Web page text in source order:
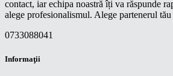
contact, iar echipa noastră îți va răspunde
alege profesionalismul. Alege partenerul
0733088041
Informaţii